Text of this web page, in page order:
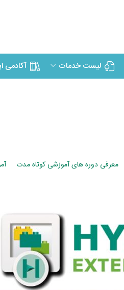
لیست خدمات آکادمی
معرفی دوره های آموزشی کوتاه مدت